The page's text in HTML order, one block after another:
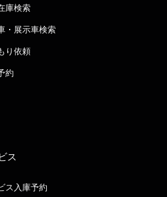
庫検索
・展示車検索
り依頼
約
ス
ス入庫予約